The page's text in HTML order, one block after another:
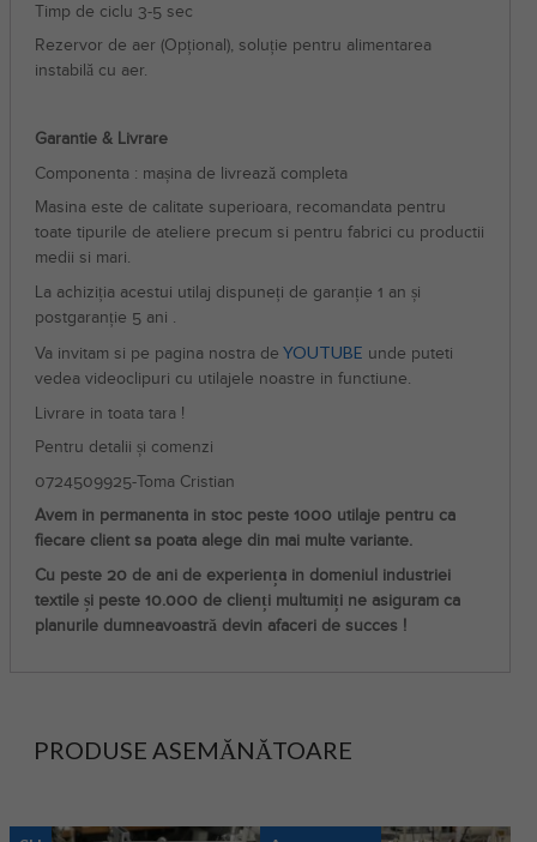
Timp de ciclu 3-5 sec
Rezervor de aer (Opțional), soluție pentru alimentarea
instabilă cu aer.
Garantie & Livrare
Componenta : mașina de livrează completa
Masina este de calitate superioara, recomandata pentru
toate tipurile de ateliere precum si pentru fabrici cu productii
medii si mari.
La achiziția acestui utilaj dispuneți de garanție 1 an și
postgaranție 5 ani .
Va invitam si pe pagina nostra de YOUTUBE unde puteti
vedea videoclipuri cu utilajele noastre in functiune.
Livrare in toata tara !
Pentru detalii și comenzi
0724509925-Toma Cristian
Avem in permanenta in stoc peste 1000 utilaje pentru ca
fiecare client sa poata alege din mai multe variante.
Cu peste 20 de ani de experiența in domeniul industriei
textile și peste 10.000 de clienți multumiți ne asiguram ca
planurile dumneavoastră devin afaceri de succes !
PRODUSE ASEMĂNĂTOARE